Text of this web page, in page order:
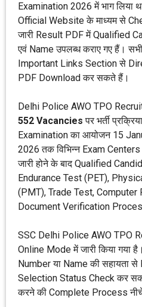
Examination 2026 में भाग लिया
Official Website के माध्यम से
जारी Result PDF में Qualified
एवं Name उपलब्ध कराए गए हैं। सभी
Important Links Section से
PDF Download कर सकते हैं।
Delhi Police AWO TPO
552 Vacancies पर भर्ती
Examination का आयोजन 15
2026 तक विभिन्न Exam
जारी होने के बाद Qualified
Endurance Test (PET),
(PMT), Trade Test,
Document Verification
SSC Delhi Police AWO TPO
Online Mode में जारी किया गया
Number या Name की सहायता
Selection Status Check कर
करने की Complete Process